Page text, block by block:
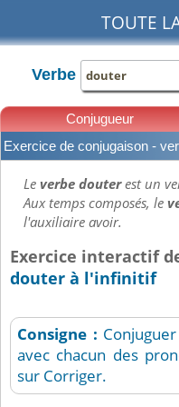
TOUTE
Verbe
Conjugueur
Exercice de conjugaison -
Leverbe douterest un
Aux temps composés, le
l'auxiliaire avoir.
Exercice interactif
douter à l'infinitif
Consigne :
avec chacun des
sur Corriger.